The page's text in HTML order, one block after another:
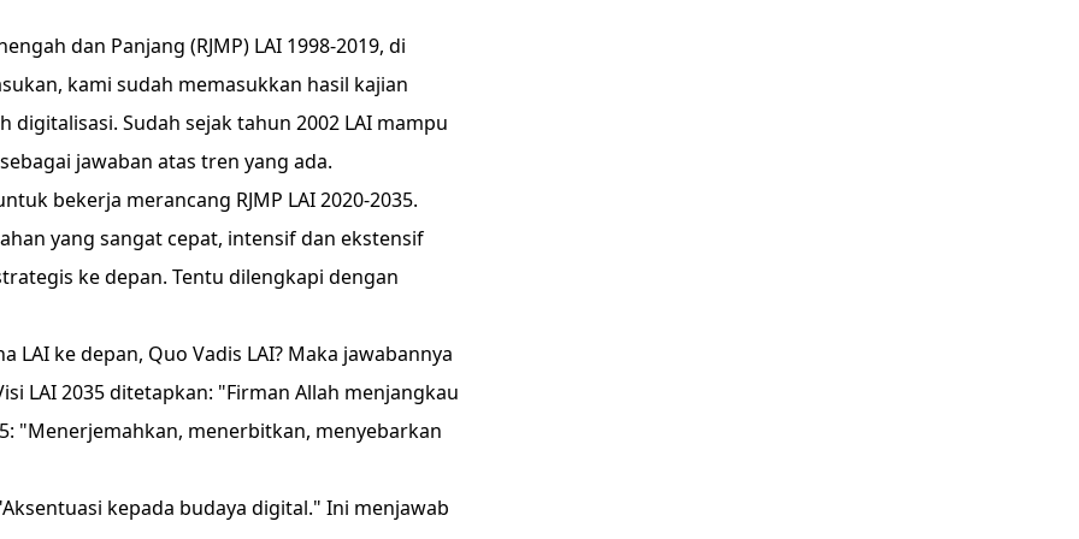
dan Panjang (RJMP) LAI 1998-2019, di
kami sudah memasukkan hasil kajian
Sudah sejak tahun 2002 LAI mampu
jawaban atas tren yang ada.
bekerja merancang RJMP LAI 2020-2035.
yang sangat cepat, intensif dan ekstensif
ke depan. Tentu dilengkapi dengan
LAI ke depan, Quo Vadis LAI? Maka jawabannya
LAI 2035 ditetapkan: "Firman Allah menjangkau
"Menerjemahkan, menerbitkan, menyebarkan
kepada budaya digital." Ini menjawab